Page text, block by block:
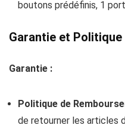
boutons prédéfinis, 1
Garantie et Politique
Garantie :
Politique de
de retourner les articles